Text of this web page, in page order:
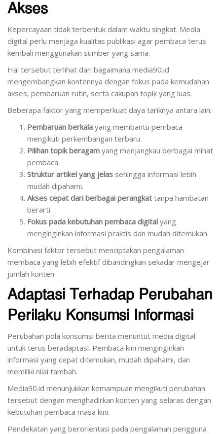
Akses
Kepercayaan tidak terbentuk dalam waktu singkat. Media
digital perlu menjaga kualitas publikasi agar pembaca terus
kembali menggunakan sumber yang sama.
Hal tersebut terlihat dari bagaimana media90.id
mengembangkan kontennya dengan fokus pada kemudahan
akses, pembaruan rutin, serta cakupan topik yang luas.
Beberapa faktor yang memperkuat daya tariknya antara lain:
Pembaruan berkala yang membantu pembaca
mengikuti perkembangan terbaru.
Pilihan topik beragam yang menjangkau berbagai minat
pembaca.
Struktur artikel yang jelas sehingga informasi lebih
mudah dipahami.
Akses cepat dari berbagai perangkat tanpa hambatan
berarti.
Fokus pada kebutuhan pembaca digital yang
menginginkan informasi praktis dan mudah ditemukan.
Kombinasi faktor tersebut menciptakan pengalaman
membaca yang lebih efektif dibandingkan sekadar mengejar
jumlah konten.
Adaptasi Terhadap Perubahan
Perilaku Konsumsi Informasi
Perubahan pola konsumsi berita menuntut media digital
untuk terus beradaptasi. Pembaca kini menginginkan
informasi yang cepat ditemukan, mudah dipahami, dan
memiliki nilai tambah.
Media90.id menunjukkan kemampuan mengikuti perubahan
tersebut dengan menghadirkan konten yang selaras dengan
kebutuhan pembaca masa kini.
Pendekatan yang berorientasi pada pengalaman pengguna